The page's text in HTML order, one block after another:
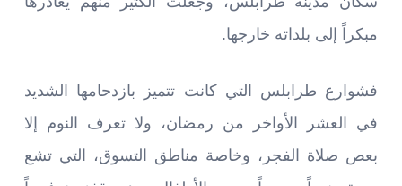
مبكراً إلى بلداته خارجها.
فشوارع طرابلس التي كانت تتميز بازدحامها الشديد
في العشر الأواخر من رمضان، ولا تعرف النوم إلا
بعص صلاة الفجر، وخاصة مناطق التسوق، التي تشع